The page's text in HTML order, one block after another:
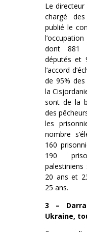
Le
chargé
publié le
dont 881
députés et
l’accord
de 95%
la
sont de la
des
les
nombre
160
190
20 ans et
25 ans.
3 –
Ukraine,